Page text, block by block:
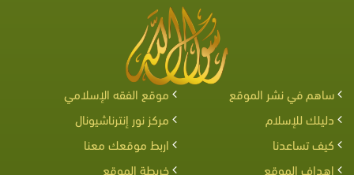
ساهم في نشر الموقع
موقع الفقه الإسلامي
دليلك للإسلام
مركز نور إنترناشيونال
كيف تساعدنا
اربط موقعك معنا
اهداف الموقع
خريطة الموقع